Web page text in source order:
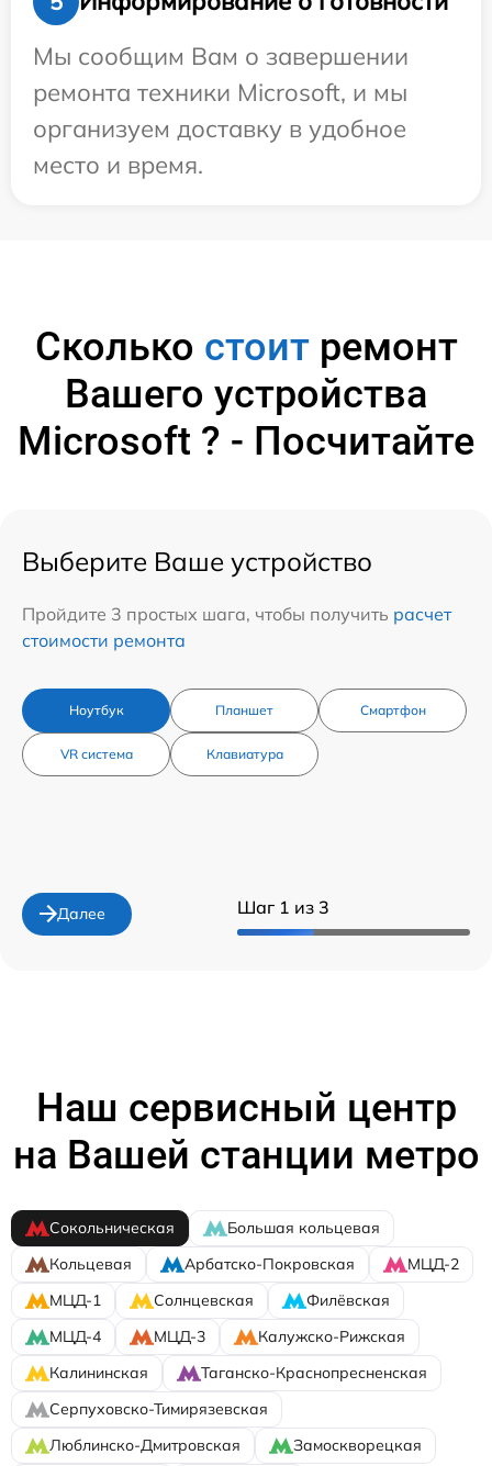
Мы сообщим Вам о завершении
ремонта техники Microsoft, и мы
организуем доставку в удобное
место и время.
Сколько стоитремонт
Вашего устройства
Microsoft ? - Посчитайте
Шаг 1 из 3
Выберите Ваше устройство
Пройдите 3 простых шага, чтобы получить расчет
стоимости ремонта
Ноутбук Планшет Смартфон
VR система Клавиатура
Далее
Наш сервисный центр
на Вашей станции метро
Сокольническая
Большая кольцевая
Кольцевая
Арбатско-Покровская
МЦД-2
МЦД-1
Солнцевская
Филёвская
МЦД-4
МЦД-3
Калужско-Рижская
Калининская
Таганско-Краснопресненская
Серпуховско-Тимирязевская
Люблинско-Дмитровская
Замоскворецкая